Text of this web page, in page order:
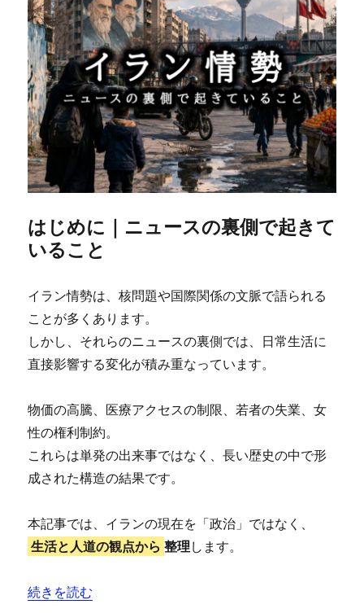
はじめに｜ニュースの裏側で起きて
いること
イラン情勢は、核問題や国際関係の文脈で語られる
ことが多くあります。
しかし、それらのニュースの裏側では、日常生活に
直接影響する変化が積み重なっています。
物価の高騰、医療アクセスの制限、若者の失業、女
性の権利制約。
これらは単発の出来事ではなく、長い歴史の中で形
成された構造の結果です。
本記事では、イランの現在を「政治」ではなく、
生活と人道の観点から 整理 します。
“ 【イラン情勢】はなぜ「遠い話」ではないのか” の
続きを読む